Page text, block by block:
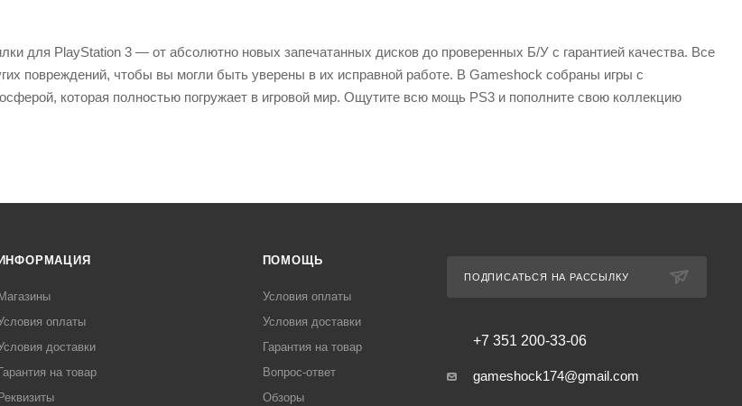
для PlayStation 3 — от абсолютно новых запечатанных дисков до проверенных Б/У с гарантией качества. Все
повреждений, чтобы вы могли быть уверены в их исправной работе. В Gameshock собраны игры с
которая полностью погружает в игровой мир. Ощутите всю мощь PS3 и пополните свою коллекцию
ИНФОРМАЦИЯ
Магазины
оплаты
доставки
Гарантия на товар
Реквизиты
ПОМОЩЬ
Условия оплаты
Условия доставки
Гарантия на товар
Вопрос-ответ
Обзоры
ПОДПИСАТЬСЯ НА РАССЫЛКУ
+7 351 200-33-06
gameshock174@gmail.com